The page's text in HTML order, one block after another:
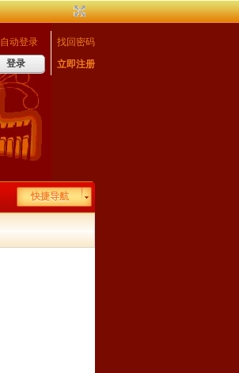
自动登录
找回密码
登录 立即注册
快捷导航